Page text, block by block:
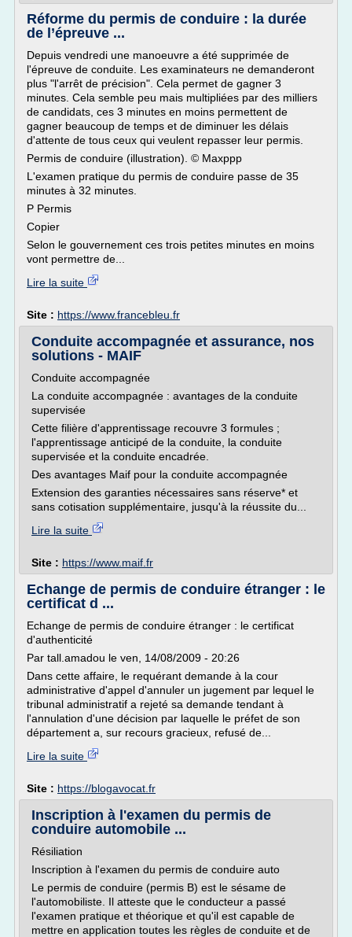
Réforme du permis de conduire : la durée
de l’épreuve ...
Depuis vendredi une manoeuvre a été supprimée de
l'épreuve de conduite. Les examinateurs ne demanderont
plus "l'arrêt de précision". Cela permet de gagner 3
minutes. Cela semble peu mais multipliées par des milliers
de candidats, ces 3 minutes en moins permettent de
gagner beaucoup de temps et de diminuer les délais
d'attente de tous ceux qui veulent repasser leur permis.
Permis de conduire (illustration). © Maxppp
L'examen pratique du permis de conduire passe de 35
minutes à 32 minutes.
P Permis
Copier
Selon le gouvernement ces trois petites minutes en moins
vont permettre de...
Lire la suite
Site : https://www.francebleu.fr
Conduite accompagnée et assurance, nos
solutions - MAIF
Conduite accompagnée
La conduite accompagnée : avantages de la conduite
supervisée
Cette filière d'apprentissage recouvre 3 formules ;
l'apprentissage anticipé de la conduite, la conduite
supervisée et la conduite encadrée.
Des avantages Maif pour la conduite accompagnée
Extension des garanties nécessaires sans réserve* et
sans cotisation supplémentaire, jusqu'à la réussite du...
Lire la suite
Site : https://www.maif.fr
Echange de permis de conduire étranger : le
certificat d ...
Echange de permis de conduire étranger : le certificat
d'authenticité
Par tall.amadou le ven, 14/08/2009 - 20:26
Dans cette affaire, le requérant demande à la cour
administrative d'appel d'annuler un jugement par lequel le
tribunal administratif a rejeté sa demande tendant à
l'annulation d'une décision par laquelle le préfet de son
département a, sur recours gracieux, refusé de...
Lire la suite
Site : https://blogavocat.fr
Inscription à l'examen du permis de
conduire automobile ...
Résiliation
Inscription à l'examen du permis de conduire auto
Le permis de conduire (permis B) est le sésame de
l'automobiliste. Il atteste que le conducteur a passé
l'examen pratique et théorique et qu'il est capable de
mettre en application toutes les règles de conduite et de